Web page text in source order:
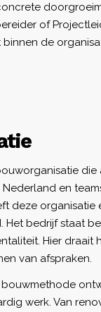
of
de
die
en
deze organisatie
bedrijf staat
Hier draait
van afspraken.
werk. Van